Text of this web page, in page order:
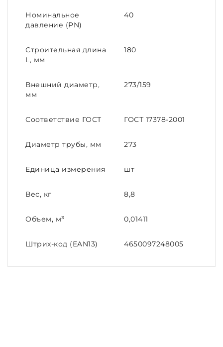
Номинальное
давление (PN)
40
Строительная длина
L, мм
180
Внешний диаметр,
мм
273/159
Соответствие ГОСТ ГОСТ 17378-2001
Диаметр трубы, мм 273
Единица измерения шт
Вес, кг 8,8
Объем, м³ 0,01411
Штрих-код (EAN13) 4650097248005